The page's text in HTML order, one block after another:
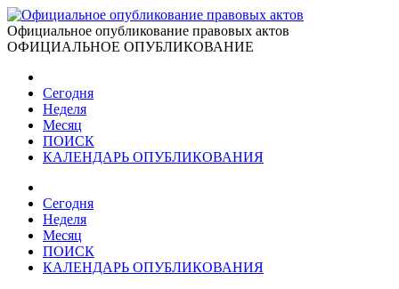
Официальное опубликование правовых актов
ОФИЦИАЛЬНОЕ ОПУБЛИКОВАНИЕ
Сегодня
Неделя
Месяц
ПОИСК
КАЛЕНДАРЬ ОПУБЛИКОВАНИЯ
Сегодня
Неделя
Месяц
ПОИСК
КАЛЕНДАРЬ ОПУБЛИКОВАНИЯ